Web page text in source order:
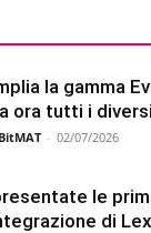
la gamma
ora tutti i
- 02/07/2026
le
di